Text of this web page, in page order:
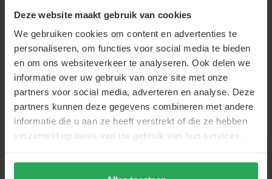
Deze website maakt gebruik van cookies
We gebruiken cookies om content en advertenties te
personaliseren, om functies voor social media te bieden
en om ons websiteverkeer te analyseren. Ook delen we
informatie over uw gebruik van onze site met onze
partners voor social media, adverteren en analyse. Deze
partners kunnen deze gegevens combineren met andere
informatie die u aan ze heeft verstrekt of die ze hebben
verzameld op basis van uw gebruik van hun services.
€2,- €27,-
€7,-
Anderen bekeken ook